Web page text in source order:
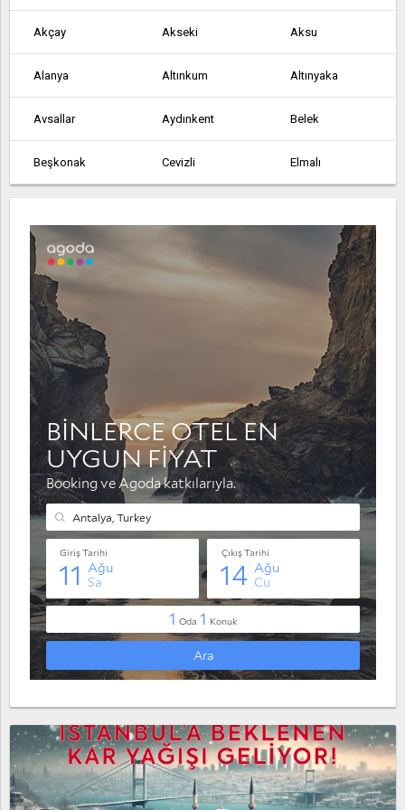
Akçay Akseki Aksu
Alanya Altınkum Altınyaka
Avsallar Aydınkent Belek
Beşkonak Cevizli Elmalı
Göynük Güneycik
İmecik Kaş
Kemer Köprülü
Korkuteli Manavgat
Muratpaşa Serik Taşağıl
Yaylaalan Konyaaltı